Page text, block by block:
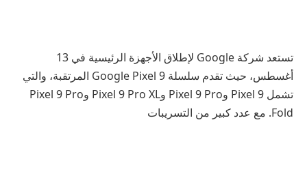
تستعد شركة Google لإطلاق الأجهزة الرئيسية في 13
أغسطس، حيث تقدم سلسلة Google Pixel 9 المرتقبة، والتي
تشمل Pixel 9 وPixel 9 Pro وPixel 9 Pro XL وPixel 9 Pro
Fold. مع عدد كبير من التسريبات